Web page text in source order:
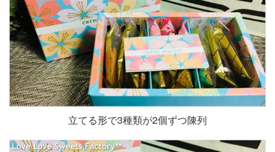
立てる形で3種類が2個ずつ陳列